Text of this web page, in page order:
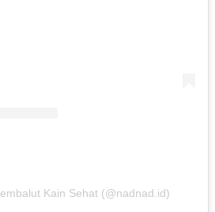
Kain Sehat (@nadnad.id)